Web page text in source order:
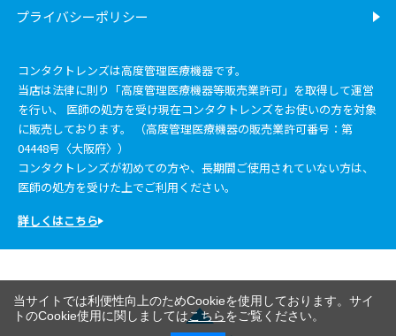
プライバシーポリシー
コンタクトレンズは高度管理医療機器です。
当店は法律に則り「高度管理医療機器等販売業許可」を取得して運営
を行い、 医師の処方を受け現在コンタクトレンズをお使いの方を対象
に販売しております。 （高度管理医療機器の販売業許可番号：第
04448号〈大阪府〉）
コンタクトレンズが初めての方や、長期間ご使用されていない方は、
医師の処方を受けた上でご利用ください。
詳しくはこちら
当サイトでは利便性向上のためCookieを使用しております。サイ
トのCookie使用に関しましてはこちらをご覧ください。